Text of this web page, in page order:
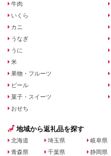
牛肉
いくら
カニ
うなぎ
うに
米
果物・フルーツ
ビール
菓子・スイーツ
おせち
地域から返礼品を探す
北海道
青森県
埼玉県
千葉県
岐阜県
静岡県